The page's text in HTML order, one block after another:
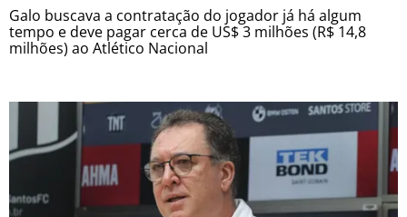
Galo buscava a contratação do jogador já há algum
tempo e deve pagar cerca de US$ 3 milhões (R$ 14,8
milhões) ao Atlético Nacional